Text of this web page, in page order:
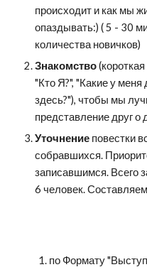
происходит и как мы
опаздывать:) ( 5 - 30
количества новичков)
Знакомство
"Кто Я?", "Какие у меня
здесь?"), чтобы мы
представление друг о
Уточнение повестки
собравшихся.
записавшимся. Всего
6 человек.
по Формату